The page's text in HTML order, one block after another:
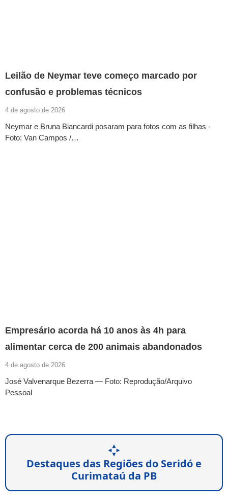
Leilão de Neymar teve começo marcado por
confusão e problemas técnicos
4 de agosto de 2026
Neymar e Bruna Biancardi posaram para fotos com as filhas -
Foto: Van Campos /…
Empresário acorda há 10 anos às 4h para
alimentar cerca de 200 animais abandonados
4 de agosto de 2026
José Valvenarque Bezerra — Foto: Reprodução/Arquivo
Pessoal
Destaques das Regiões do Seridó e
Curimataú da PB